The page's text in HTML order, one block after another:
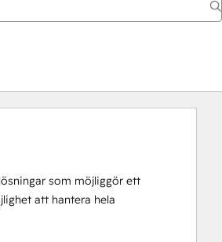
som möjliggör ett
att hantera hela